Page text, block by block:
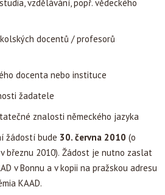
vzdělávání, popř. vědeckého
docentů / profesorů
docenta nebo instituce
žadatele
znalosti německého jazyka
žádostí bude 30. června 2010 (o
březnu 2010). Žádost je nutno zaslat
v Bonnu a v kopii na pražskou adresu
KAAD.